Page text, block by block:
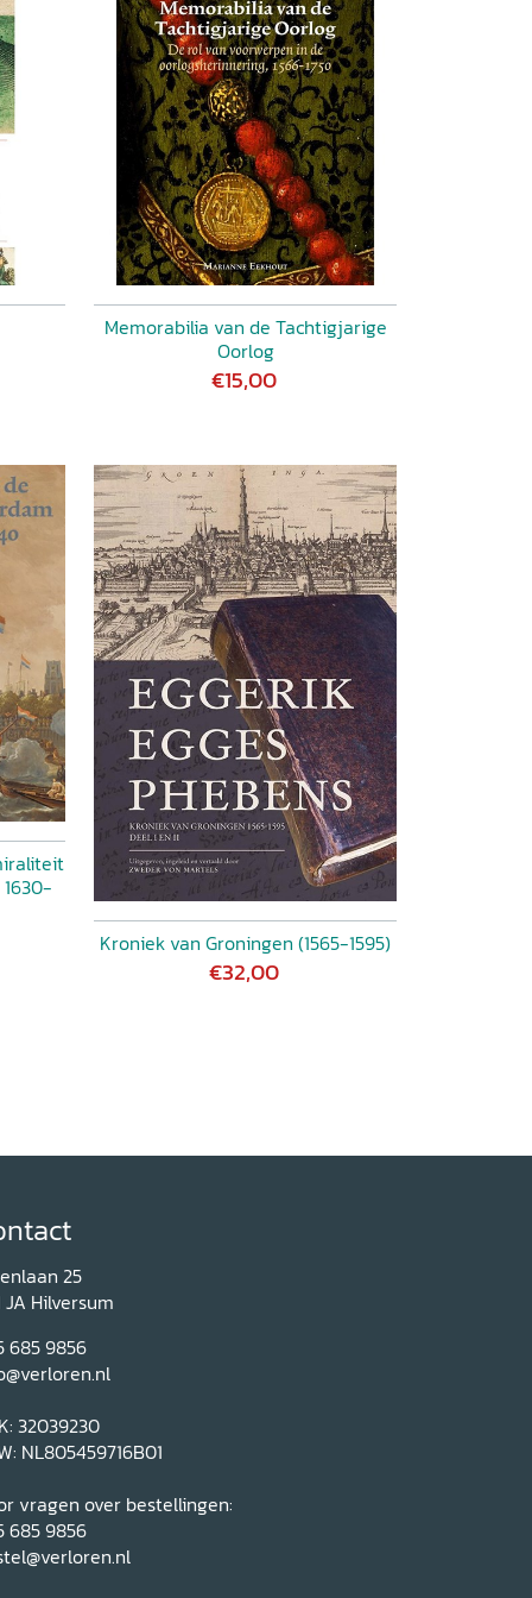
Memorabilia van de Tachtigjarige
Oorlog
€15,00
Kroniek van Groningen (1565-1595)
€32,00
25
JA Hilversum
685 9856
32039230
NL805459716B01
vragen over bestellingen:
685 9856